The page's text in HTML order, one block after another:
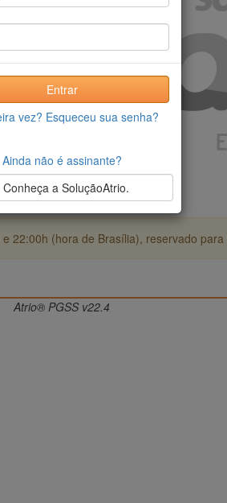
22:00h (hora de Brasília), reservado
Entrar
vez? Esqueceu sua senha?
Ainda não é assinante?
Conheça a SoluçãoAtrio.
Atrio® PGSS v22.4